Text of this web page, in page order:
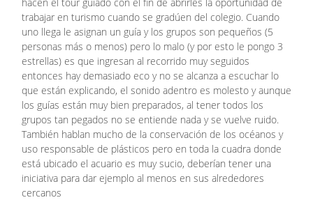
trabajar en turismo cuando se gradúen del colegio. Cuando
uno llega le asignan un guía y los grupos son pequeños (5
personas más o menos) pero lo malo (y por esto le pongo 3
estrellas) es que ingresan al recorrido muy seguidos
entonces hay demasiado eco y no se alcanza a escuchar lo
que están explicando, el sonido adentro es molesto y aunque
los guías están muy bien preparados, al tener todos los
grupos tan pegados no se entiende nada y se vuelve ruido.
También hablan mucho de la conservación de los océanos y
uso responsable de plásticos pero en toda la cuadra donde
está ubicado el acuario es muy sucio, deberían tener una
iniciativa para dar ejemplo al menos en sus alrededores
cercanos